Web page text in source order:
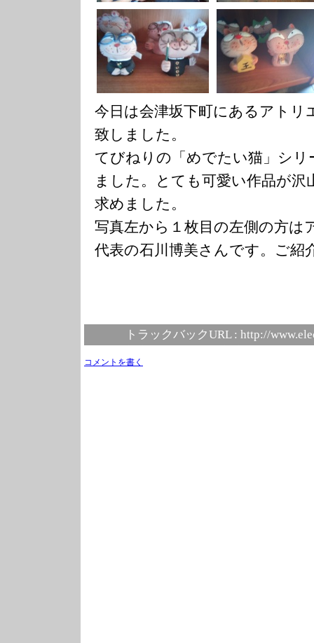
今日は会津坂下町にあるアトリ
致しました。
てびねりの「めでたい猫」シ
ました。とても可愛い作品が
求めました。
写真左から１枚目の左側の方は
代表の石川博美さんです。ご紹
トラックバックURL : http://
コメントを書く